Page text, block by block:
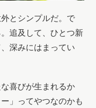
とシンプルだ。で
追及して、ひとつ新
深みにはまってい
喜びが生まれるか
」ってやつなのかも